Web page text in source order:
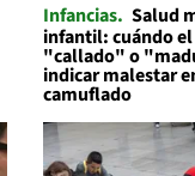
Infancias Salud
infantil: cuándo
"callado" o
indicar malestar
camuflado